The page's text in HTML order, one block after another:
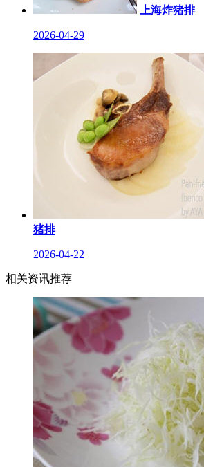
上海炸猪排
2026-04-29
猪排
2026-04-22
相关资讯推荐